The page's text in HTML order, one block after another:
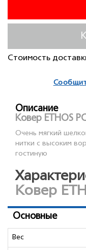
Стоимость
Описание
Ковер ETHOS
Очень мягкий
нитки с высоким
гостиную
Ковер
Основные
Вес